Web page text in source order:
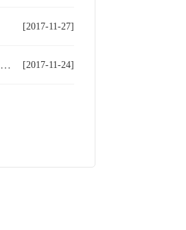
[2017-11-27]
[2017-11-24]